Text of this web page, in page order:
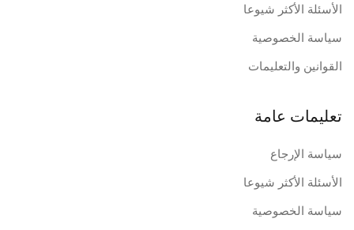
الأسئلة الأكثر شيوعا
سياسة الخصوصية
القوانين والتعليمات
تعليمات عامة
سياسة الإرجاع
الأسئلة الأكثر شيوعا
سياسة الخصوصية